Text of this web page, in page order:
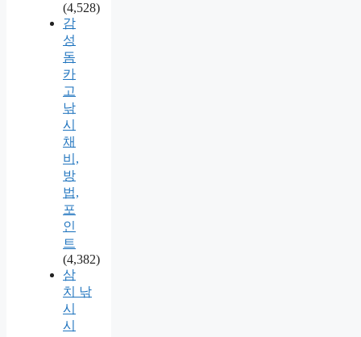
(4,528)
감
성
돔
카
고
낚
시
채
비,
방
법,
포
인
트
(4,382)
삼
치 낚
시
시